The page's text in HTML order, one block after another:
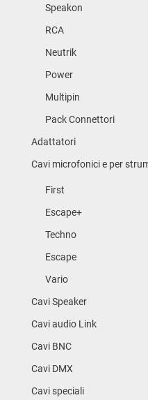
Speakon
RCA
Neutrik
Power
Multipin
Pack Connettori
Adattatori
Cavi microfonici e per
First
Escape+
Techno
Escape
Vario
Cavi Speaker
Cavi audio Link
Cavi BNC
Cavi DMX
Cavi speciali